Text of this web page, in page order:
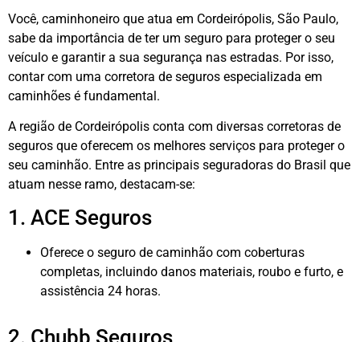
Você, caminhoneiro que atua em Cordeirópolis, São Paulo,
sabe da importância de ter um seguro para proteger o seu
veículo e garantir a sua segurança nas estradas. Por isso,
contar com uma corretora de seguros especializada em
caminhões é fundamental.
A região de Cordeirópolis conta com diversas corretoras de
seguros que oferecem os melhores serviços para proteger o
seu caminhão. Entre as principais seguradoras do Brasil que
atuam nesse ramo, destacam-se:
1. ACE Seguros
Oferece o seguro de caminhão com coberturas
completas, incluindo danos materiais, roubo e furto, e
assistência 24 horas.